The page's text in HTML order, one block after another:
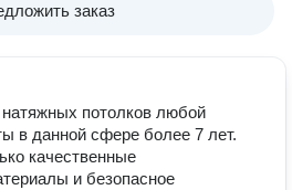
заказ
потолков любой
в данной сфере более 7 лет.
качественные
и безопасное